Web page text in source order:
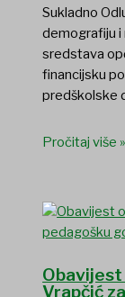
Sukladno
demografiju i
sredstava
financijsku
predškolske
Pročitaj više »
Vrapčić